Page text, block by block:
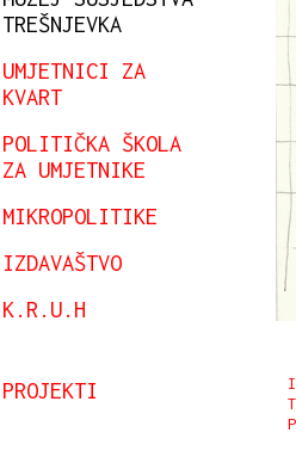
TREŠNJEVKA
UMJETNICI ZA
KVART
POLITIČKA ŠKOLA
ZA UMJETNIKE
MIKROPOLITIKE
IZDAVAŠTVO
K.R.U.H
PROJEKTI